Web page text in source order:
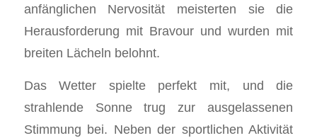
anfänglichen Nervosität meisterten sie die
Herausforderung mit Bravour und wurden mit
breiten Lächeln belohnt.
Das Wetter spielte perfekt mit, und die
strahlende Sonne trug zur ausgelassenen
Stimmung bei. Neben der sportlichen Aktivität